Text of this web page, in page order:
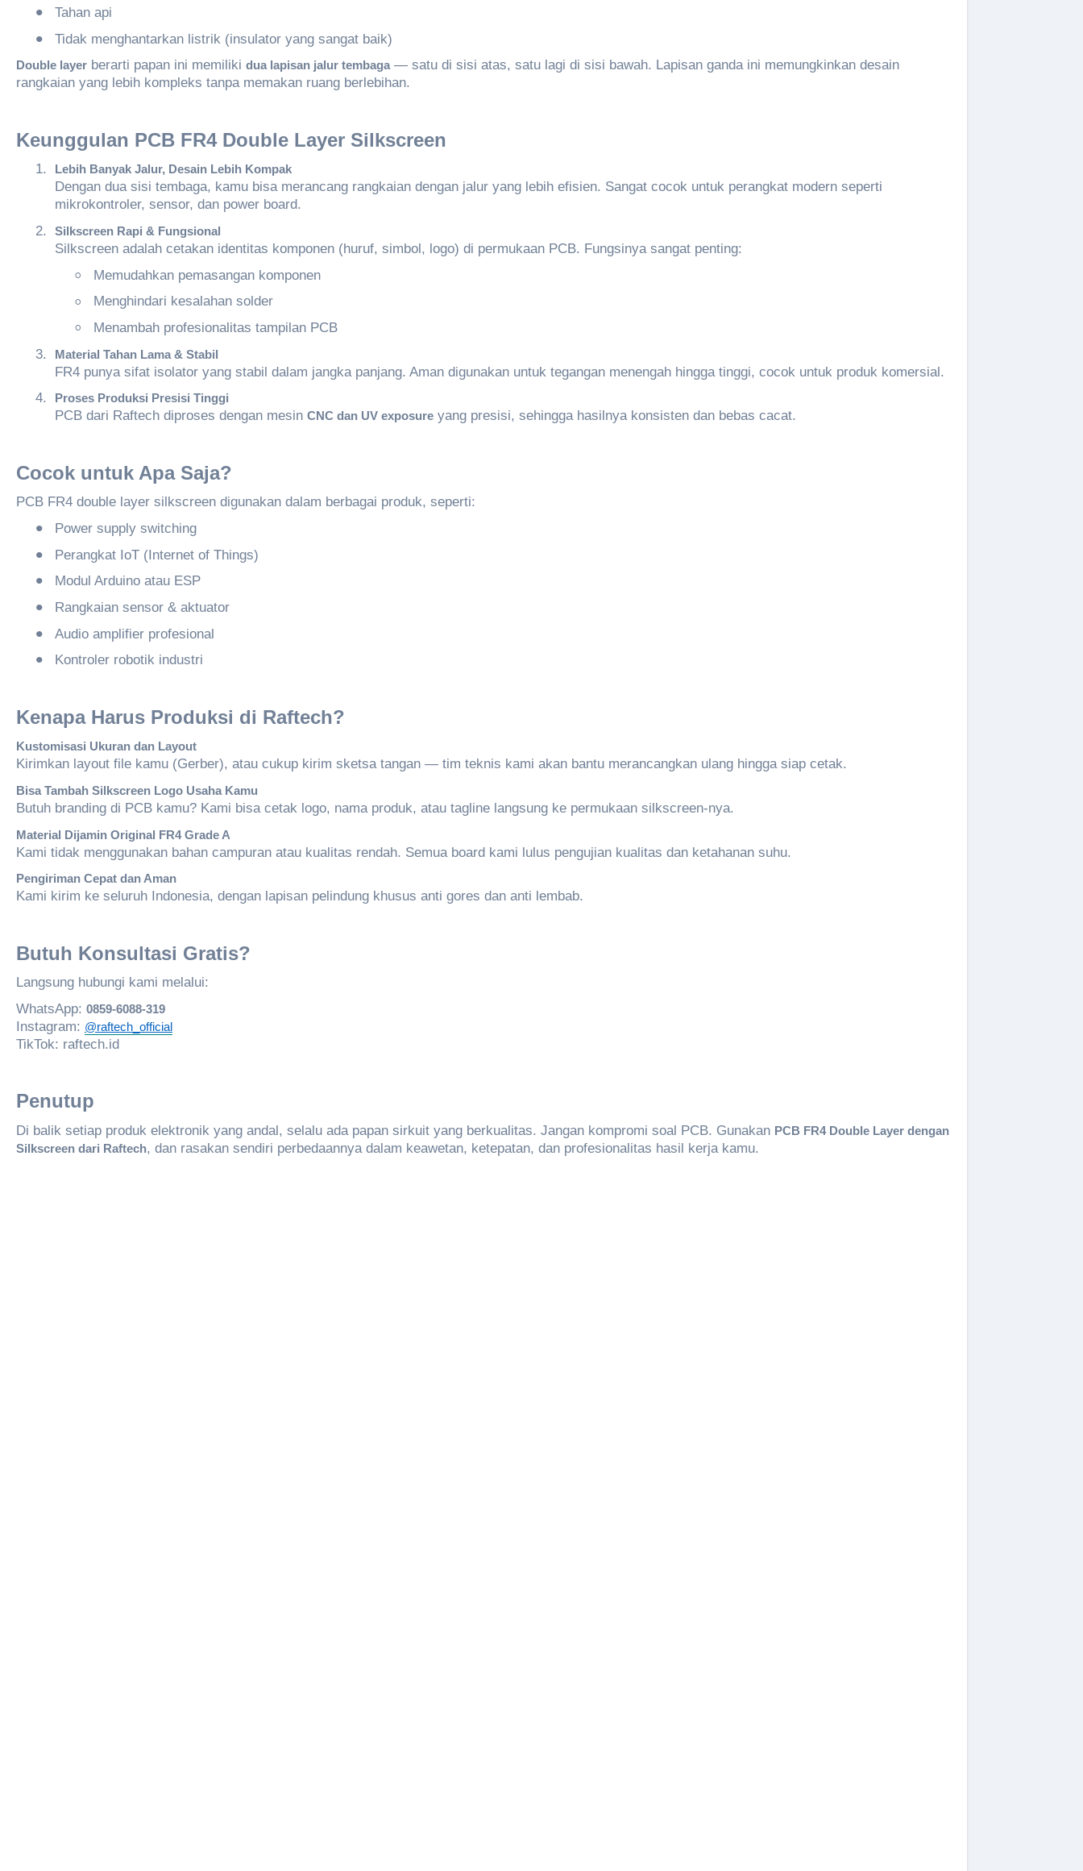
• Tahan api
• Tidak menghantarkan listrik (insulator yang sangat baik)
Double layer berarti papan ini memiliki dua lapisan jalur tembaga— satu di sisi atas, satu lagi di sisi bawah. Lapisan ganda ini memungkinkan desain
rangkaian yang lebih kompleks tanpa memakan ruang berlebihan.
Keunggulan PCB FR4 Double Layer Silkscreen
1. Lebih Banyak Jalur, Desain Lebih Kompak
Dengan dua sisi tembaga, kamu bisa merancang rangkaian dengan jalur yang lebih efisien. Sangat cocok untuk perangkat modern seperti
mikrokontroler, sensor, dan power board.
2.
Silkscreen Rapi & Fungsional
Silkscreen adalah cetakan identitas komponen (huruf, simbol, logo) di permukaan PCB. Fungsinya sangat penting:
◦ Memudahkan pemasangan komponen
◦ Menghindari kesalahan solder
◦
Menambah profesionalitas tampilan PCB
3.
Material Tahan Lama & Stabil
FR4 punya sifat isolator yang stabil dalam jangka panjang. Aman digunakan untuk tegangan menengah hingga tinggi, cocok untuk produk komersial.
4.
Proses Produksi Presisi Tinggi
PCB dari Raftech diproses dengan mesin CNC dan UV exposure yang presisi, sehingga hasilnya konsisten dan bebas cacat.
Cocok untuk Apa Saja?
PCB FR4 double layer silkscreen digunakan dalam berbagai produk, seperti:
• Power supply switching
• Perangkat IoT (Internet of Things)
• Modul Arduino atau ESP
• Rangkaian sensor & aktuator
• Audio amplifier profesional
• Kontroler robotik industri
KenapaHarus Produksi di Raftech?
Kustomisasi Ukuran dan Layout
Kirimkan layout file kamu (Gerber), atau cukup kirim sketsa tangan — tim teknis kami akan bantu merancangkan ulang hingga siap cetak.
Bisa Tambah Silkscreen Logo Usaha Kamu
Butuh branding di PCB kamu? Kami bisa cetak logo, nama produk, atau tagline langsung ke permukaan silkscreen-nya.
Material Dijamin Original FR4 Grade A
Kami tidak menggunakan bahan campuran atau kualitas rendah. Semua board kami lulus pengujian kualitas dan ketahanan suhu.
Pengiriman Cepat dan Aman
Kami kirim ke seluruh Indonesia, dengan lapisan pelindung khusus anti gores dan anti lembab.
Butuh Konsultasi Gratis?
Langsung hubungi kami melalui:
WhatsApp: 0859-6088-319
Instagram: @raftech_official
TikTok: raftech.id
Penutup
Di balik setiap produk elektronik yang andal, selalu ada papan sirkuit yang berkualitas. Jangan kompromi soal PCB. Gunakan PCB FR4 Double Layer dengan
Silkscreen dari Raftech, dan rasakan sendiri perbedaannya dalam keawetan, ketepatan, dan profesionalitas hasil kerja kamu.